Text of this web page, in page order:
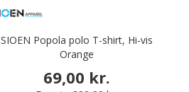
SIOEN Popola polo T-shirt, Hi-vis
Orange
69,00 kr.